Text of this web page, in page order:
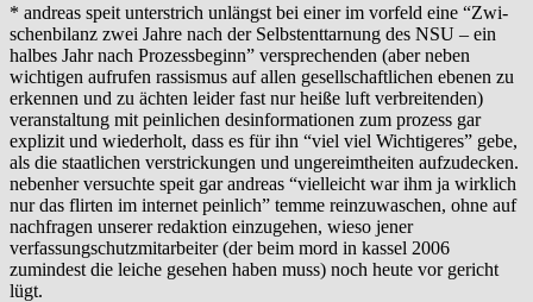
* andreas speit unterstrich unlängst bei einer im vorfeld eine “Zwi­
schen­bi­lanz zwei Jahre nach der Selbst­ent­tar­nung des NSU – ein
hal­bes Jahr nach Pro­zess­be­ginn” versprechenden (aber neben
wichtigen aufrufen rassismus auf allen gesellschaftlichen ebenen zu
erkennen und zu ächten leider fast nur heiße luft verbreitenden)
veranstaltung mit peinlichen desinformationen zum prozess gar
explizit und wiederholt, dass es für ihn “viel viel Wichtigeres” gebe,
als die staatlichen verstrickungen und ungereimtheiten aufzudecken.
nebenher versuchte speit gar andreas “vielleicht war ihm ja wirklich
nur das flirten im internet peinlich” temme reinzuwaschen, ohne auf
nachfragen unserer redaktion einzugehen, wieso jener
verfassungschutzmitarbeiter (der beim mord in kassel 2006
zumindest die leiche gesehen haben muss) noch heute vor gericht
lügt.